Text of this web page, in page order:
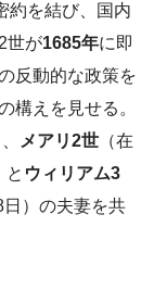
約を結び、国内
世が1685年に即
反動的な政策を
構えを見せる。
メアリ2世 （在
と ウィリアム3
日）の夫妻を共